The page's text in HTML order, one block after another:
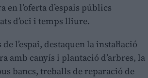
l’oferta d’espais públics
d’oci i temps lliure.
l’espai, destaquen la instal·lació
amb canyís i plantació d’arbres, la
bancs, treballs de reparació de